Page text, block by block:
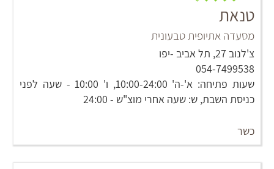
טנאת
מסעדה אתיופית טבעונית
צ'לנוב 27, תל אביב -יפו
054-7499538
שעות פתיחה: א'-ה' 10:00-24:00, ו' 10:00 - שעה לפני
כניסת השבת, ש: שעה אחרי מוצ"ש - 24:00
כשר